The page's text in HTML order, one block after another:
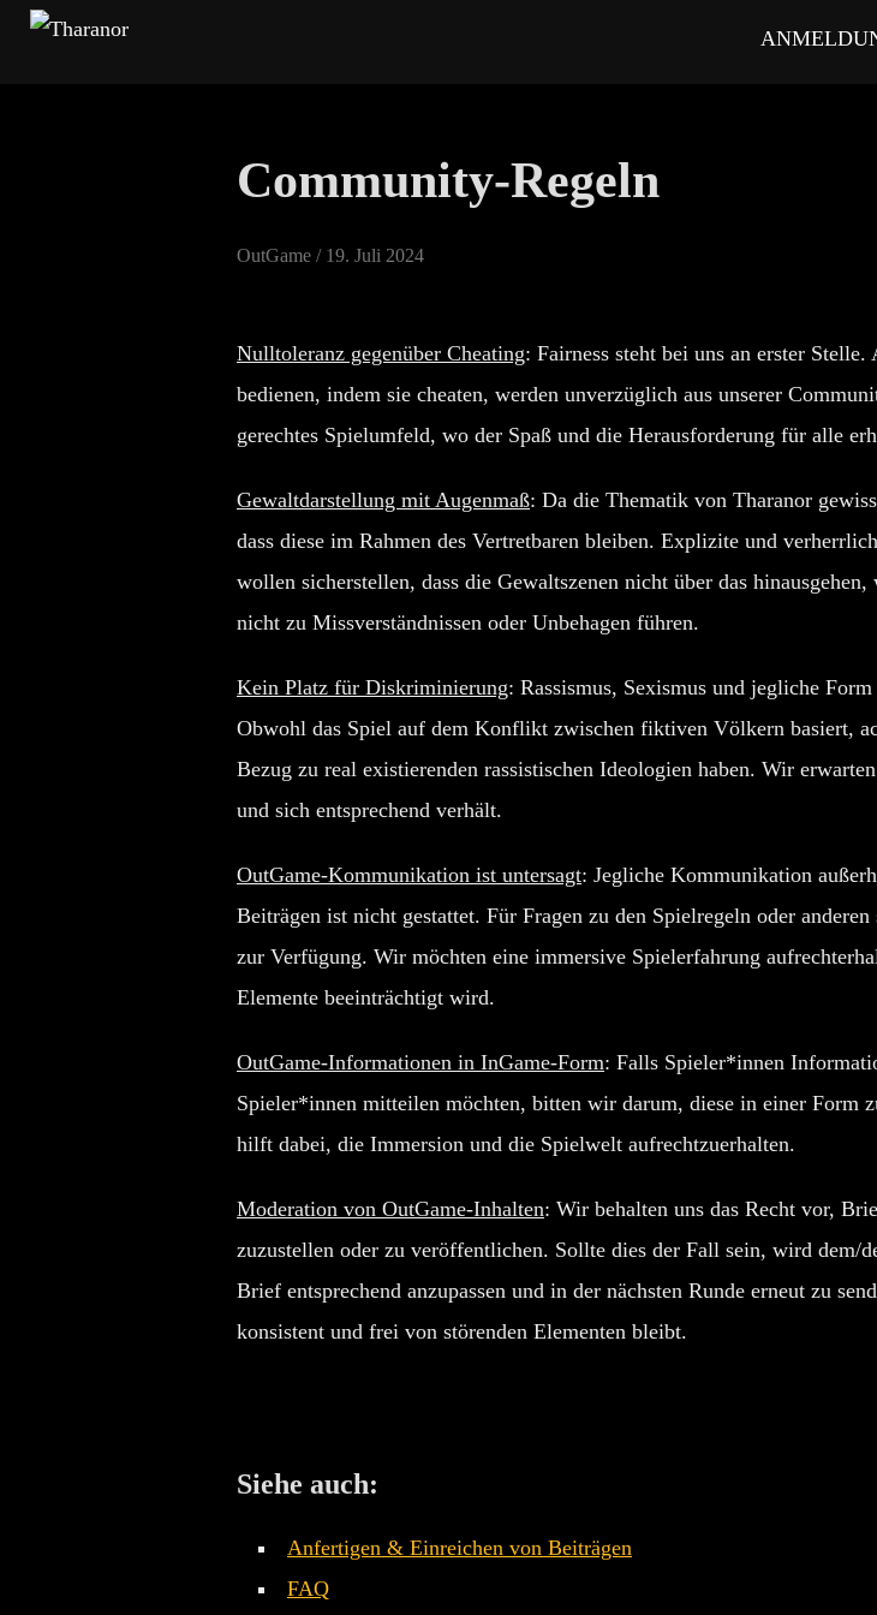
Zum
Community-Regeln
OutGame / Veröffentlicht
19. Juli 2024
Nulltoleranz gegenüber Cheating: Fairness steht bei uns an erster
bedienen, indem sie cheaten, werden unverzüglich aus unserer
gerechtes Spielumfeld, wo der Spaß und die Herausforderung für alle
Gewaltdarstellung mit Augenmaß: Da die Thematik von Tharanor
dass diese im Rahmen des Vertretbaren bleiben. Explizite und
wollen sicherstellen, dass die Gewaltszenen nicht über das
nicht zu Missverständnissen oder Unbehagen führen.
Kein Platz für Diskriminierung: Rassismus, Sexismus und jegliche
Obwohl das Spiel auf dem Konflikt zwischen fiktiven Völkern basiert,
Bezug zu real existierenden rassistischen Ideologien haben. Wir
und sich entsprechend verhält.
OutGame-Kommunikation ist untersagt: Jegliche Kommunikation
Beiträgen ist nicht gestattet. Für Fragen zu den Spielregeln oder
zur Verfügung. Wir möchten eine immersive Spielerfahrung
Elemente beeinträchtigt wird.
OutGame-Informationen in InGame-Form: Falls Spieler*innen
Spieler*innen mitteilen möchten, bitten wir darum, diese in einer Form
hilft dabei, die Immersion und die Spielwelt aufrechtzuerhalten.
Moderation von OutGame-Inhalten: Wir behalten uns das Recht vor,
zuzustellen oder zu veröffentlichen. Sollte dies der Fall sein, wird
Brief entsprechend anzupassen und in der nächsten Runde erneut zu
konsistent und frei von störenden Elementen bleibt.
Siehe auch:
Anfertigen & Einreichen von Beiträgen
FAQ